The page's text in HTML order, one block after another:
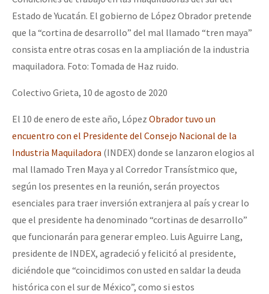
Fotorreportaje
Video
Otras secciones
la naturaleza bajo asedio)
Libros para descargar
Medios Libres
COVID-19
Eventos
Contacto
Estado de Yucatán. El gobierno de López Obrador pretende
que la “cortina de desarrollo” del mal llamado “tren maya”
consista entre otras cosas en la ampliación de la industria
maquiladora. Foto: Tomada de Haz ruido.
Colectivo Grieta, 10 de agosto de 2020
El 10 de enero de este año, López Obrador tuvo un
encuentro con el Presidente del Consejo Nacional de la
Industria Maquiladora (INDEX) donde se lanzaron elogios al
mal llamado Tren Maya y al Corredor Transístmico que,
según los presentes en la reunión, serán proyectos
esenciales para traer inversión extranjera al país y crear lo
que el presidente ha denominado “cortinas de desarrollo”
que funcionarán para generar empleo. Luis Aguirre Lang,
presidente de INDEX, agradeció y felicitó al presidente,
diciéndole que “coincidimos con usted en saldar la deuda
histórica con el sur de México”, como si estos